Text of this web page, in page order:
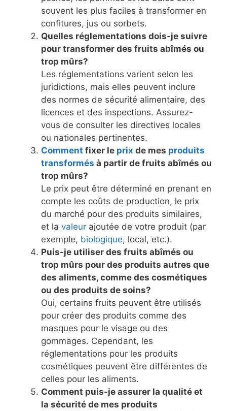
souvent les plus faciles à transformer en
confitures, jus ou sorbets.
Quelles réglementations dois-je suivre
pour transformer des fruits abîmés ou
trop mûrs?
Les réglementations varient selon les
juridictions, mais elles peuvent inclure
des normes de sécurité alimentaire, des
licences et des inspections. Assurez-
vous de consulter les directives locales
ou nationales pertinentes.
Comment fixer le prix de mes produits
transformés à partir de fruits abîmés ou
trop mûrs?
Le prix peut être déterminé en prenant en
compte les coûts de production, le prix
du marché pour des produits similaires,
et la valeur ajoutée de votre produit (par
exemple, biologique, local, etc.).
Puis-je utiliser des fruits abîmés ou
trop mûrs pour des produits autres que
des aliments, comme des cosmétiques
ou des produits de soins?
Oui, certains fruits peuvent être utilisés
pour créer des produits comme des
masques pour le visage ou des
gommages. Cependant, les
réglementations pour les produits
cosmétiques peuvent être différentes de
celles pour les aliments.
Comment puis-je assurer la qualité et
la sécurité de mes produits